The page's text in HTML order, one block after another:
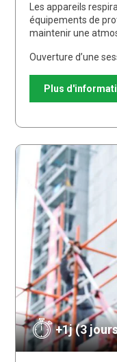
Les appareils
équipements de
maintenir une
Ouverture d’une
Plus
+1j (3